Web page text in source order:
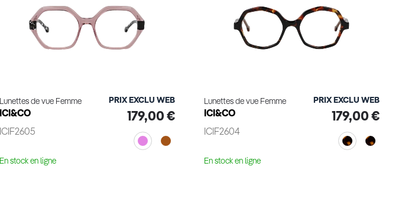
Lunettes de vue Femme
ICI&CO
ICIF2605
PRIX EXCLU WEB
179,00 €
En stock en ligne
Lunettes de vue Femme
ICI&CO
ICIF2604
PRIX EXCLU WEB
179,00 €
En stock en ligne